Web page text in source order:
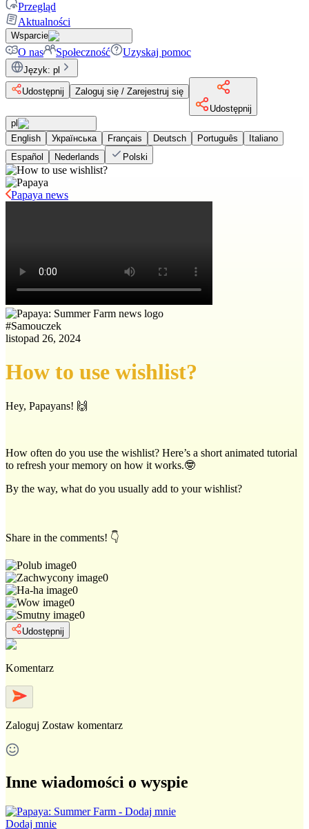
Przegląd
Aktualności
Wsparcie
O nas Społeczność Uzyskaj pomoc
Język: pl
Udostępnij
Zaloguj się / Zarejestruj się
Udostępnij
pl
English
Українська Français Deutsch Português
Italiano
Español
Nederlands Polski
Papaya news
#Samouczek
listopad 26, 2024
How to use wishlist?
Hey, Papayans! 🙌
How often do you use the wishlist? Here’s a short animated tutorial
to refresh your memory on how it works.🤓
By the way, what do you usually add to your wishlist?
Share in the comments! 👇
0
0
0
0
0
Udostępnij
Komentarz
Zaloguj Zostaw komentarz
Inne wiadomości o wyspie
Dodaj mnie